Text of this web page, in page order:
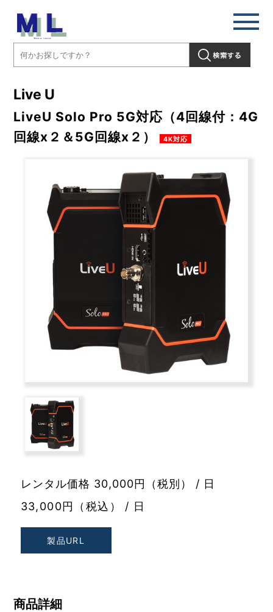
Live U
LiveU Solo Pro 5G対応（4回線付：4G
回線x２＆5G回線x２） 4K対応
レンタル価格 30,000円（税別） / 日
33,000円（税込） / 日
製品URL
商品詳細